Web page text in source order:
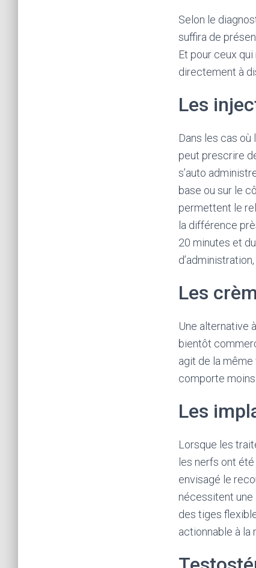
Selon le
suffira de
Et pour ceux
directement à
Les
Dans les cas
peut prescrire
s’auto
base ou sur le
permettent le
la différence
20 minutes et
Les
Une alternative
bientôt
agit de la
comporte
Les
Lorsque les
les nerfs ont
envisagé le
nécessitent une
des tiges
actionnable à la